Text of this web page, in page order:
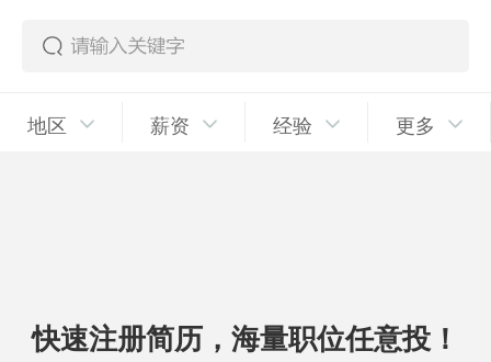
地区 薪资 经验 更多
快速注册简历，海量职位任意投！